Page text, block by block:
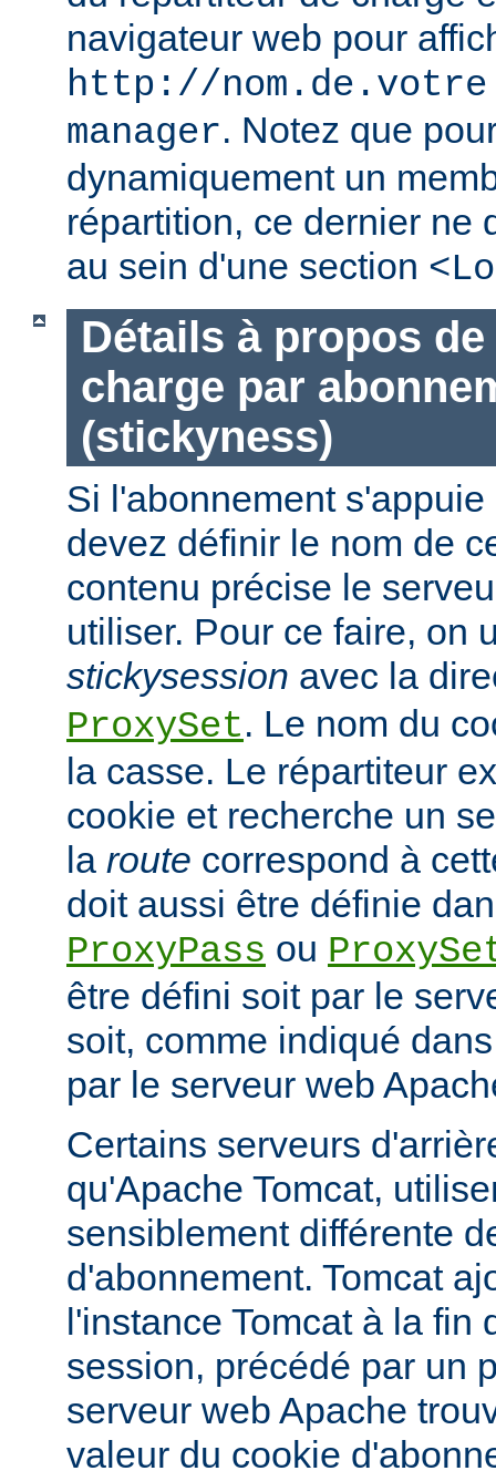
navigateur web pour
http://
manager. Notez que
dynamiquement un
répartition, ce dernier ne
au sein d'une section
Détails à propos
charge par
(stickyness)
Si l'abonnement
devez définir le nom de
contenu précise le
utiliser. Pour ce faire, on
stickysession avec la
ProxySet. Le nom du
la casse. Le répartiteur
cookie et recherche un
la route correspond à
doit aussi être définie
ProxyPass ou
être défini soit par le
soit, comme indiqué
par le serveur web
Certains serveurs
qu'Apache Tomcat,
sensiblement différente
d'abonnement. Tomcat
l'instance Tomcat à la fin
session, précédé par un
serveur web Apache
valeur du cookie